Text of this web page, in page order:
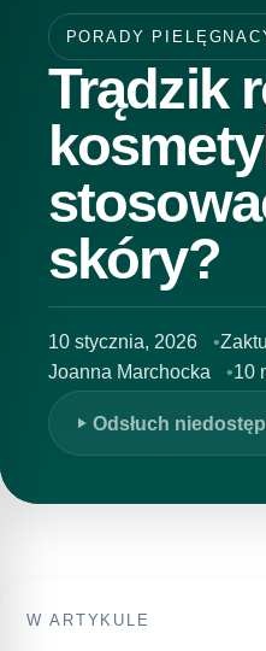
PORADY
Trądzik
skóry?
10 stycznia, 2026
Joanna Marchocka
10
Odsłuch
W ARTYKULE